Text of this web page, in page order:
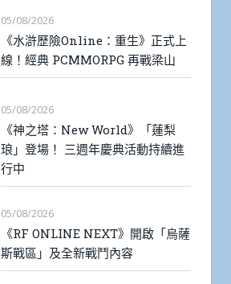
05/08/2026
《水滸歷險Online：重生》正式上
線！經典 PCMMORPG 再戰梁山
05/08/2026
《神之塔：New World》「蓮梨
琅」登場！ 三週年慶典活動持續進
行中
05/08/2026
《RF ONLINE NEXT》開啟「烏薩
斯戰區」及全新戰鬥內容